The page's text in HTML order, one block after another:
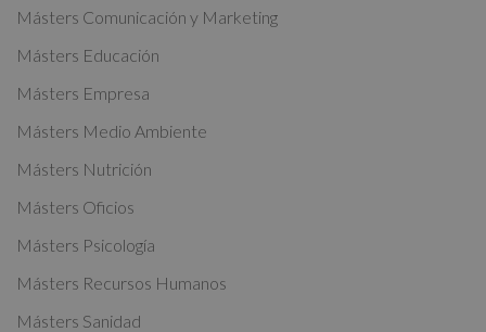
t
n
a
v
e
:
Másters Comunicación y Marketing
Másters Educación
Másters Empresa
Másters Medio Ambiente
Másters Nutrición
Másters Oficios
Másters Psicología
Másters Recursos Humanos
Másters Sanidad